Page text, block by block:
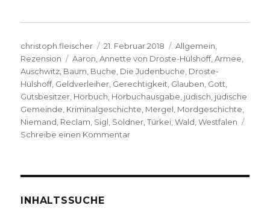
Autor
christoph.fleischer
Veröffentlicht
am
21. Februar 2018 Kategorien
Allgemein,
Rezension
Schlagwörter
Aaron,Annette von Droste-Hülshoff,Armee,
Auschwitz, Baum, Buche, Die Judenbuche, Droste-
Hülshoff, Geldverleiher, Gerechtigkeit, Glauben, Gott,
Gutsbesitzer, Hörbuch, Hörbuchausgabe, jüdisch, jüdische
Gemeinde, Kriminalgeschichte, Mergel, Mordgeschichte,
Niemand, Reclam, Sigl, Söldner,Türkei,Wald,Westfalen
Schreibe einen Kommentarzu
INHALTSSUCHE